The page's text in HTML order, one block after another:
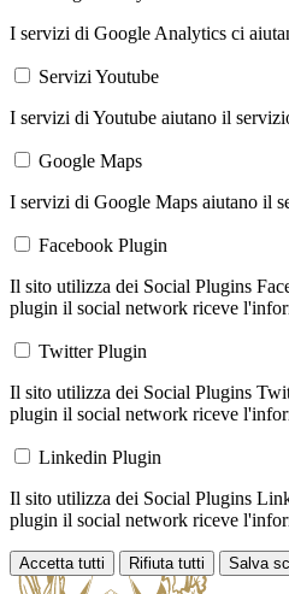
I servizi di Google Analytics ci
Servizi Youtube
I servizi di Youtube aiutano il
Google Maps
I servizi di Google Maps aiutano il
Facebook Plugin
Il sito utilizza dei Social Plugins
plugin il social network riceve
Twitter Plugin
Il sito utilizza dei Social Plugins
plugin il social network riceve
Linkedin Plugin
Il sito utilizza dei Social Plugins
plugin il social network riceve
Accetta tutti Rifiuta tutti Salva
Loading...